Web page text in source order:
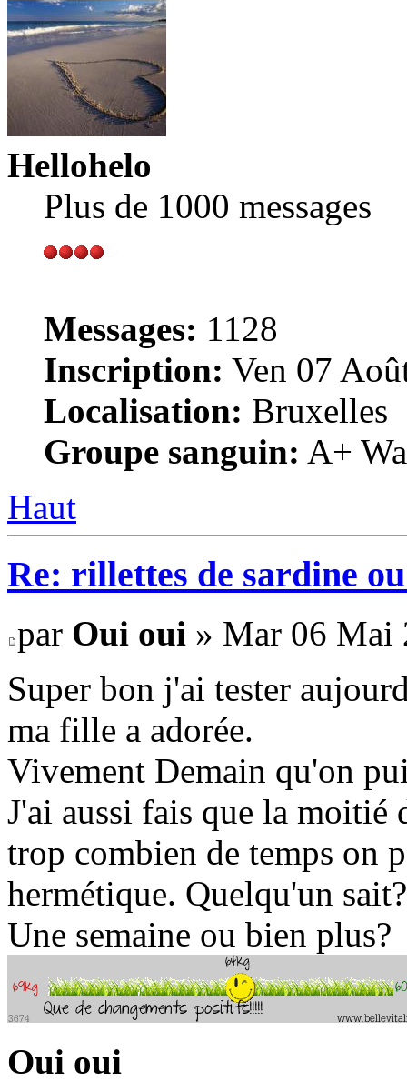
Hellohelo
Plus de 1000 messages
Messages: 1128
Inscription: Ven 07
Localisation: Bruxelles
Groupe sanguin: A+
Haut
Re: rillettes de sardine
par Oui oui » Mar 06 Mai
Super bon j'ai tester
ma fille a adorée.
Vivement Demain qu'on
J'ai aussi fais que la moitié
trop combien de temps on
hermétique. Quelqu'un sait?
Une semaine ou bien plus?
Oui oui